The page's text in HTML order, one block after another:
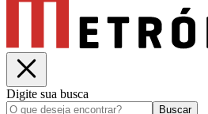
Digite sua busca
Buscar